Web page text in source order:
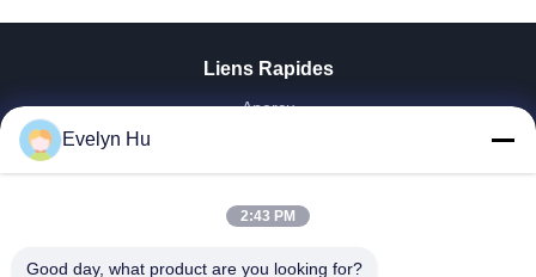
Liens Rapides
Aperçu
VR Show
A Propos De Nous
Visite D'usine
Contrôle De La Qualité
Evelyn Hu
2:43 PM
Good day, what product are you looking for?